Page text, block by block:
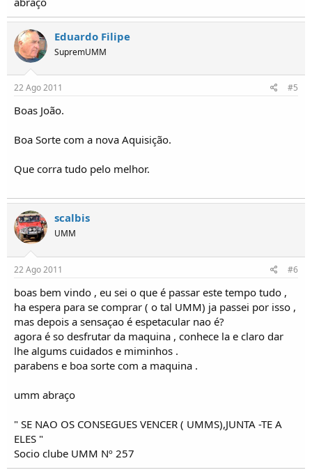
Eduardo Filipe
SupremUMM
22 Ago 2011 #5
Boas João.
Boa Sorte com a nova Aquisição.
Que corra tudo pelo melhor.
scalbis
UMM
22 Ago 2011 #6
boas bem vindo , eu sei o que é passar este tempo tudo ,
ha espera para se comprar ( o tal UMM) ja passei por isso ,
mas depois a sensaçao é espetacular nao é?
agora é so desfrutar da maquina , conhece la e claro dar
lhe algums cuidados e miminhos .
parabens e boa sorte com a maquina .
umm abraço
" SE NAO OS CONSEGUES VENCER ( UMMS),JUNTA -TE A
ELES "
Socio clube UMM Nº 257